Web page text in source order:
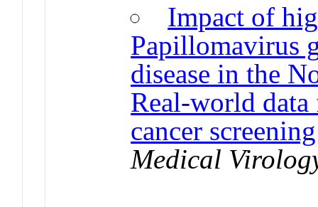
Impact of
Papillomavirus
disease in the
Real-world
cancer
Medical